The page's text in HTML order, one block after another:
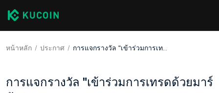
หน้าหลัก ประกาศ การแจกรางวัล "เข้าร่วมการเทรดด้วยมาร์จิ้น: โอกาส 100% ในการรับส่วนแบ่งจากพูลรางวัลประจำวันมูลค่า 10,000 USDT”
การแจกรางวัล "เข้าร่วมการเทรดด้วยมาร์